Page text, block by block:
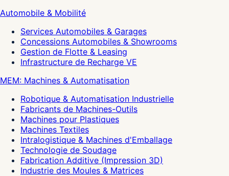
Automobile & Mobilité
Services Automobiles & Garages
Concessions Automobiles & Showrooms
Gestion de Flotte & Leasing
Infrastructure de Recharge VE
MEM: Machines & Automatisation
Robotique & Automatisation Industrielle
Fabricants de Machines-Outils
Machines pour Plastiques
Machines Textiles
Intralogistique & Machines d'Emballage
Technologie de Soudage
Fabrication Additive (Impression 3D)
Industrie des Moules & Matrices